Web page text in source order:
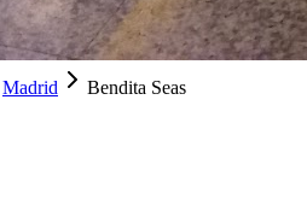
Madrid
Bendita Seas